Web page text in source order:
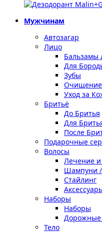
Мужчинам
Автозагар
Лицо
Бальзамы
Для
Зубы
Очищение
Уход за
Бритьё
До Бритья
Для
После
Подарочные
Волосы
Лечение и
Шампуни
Стайлинг
Наборы
Наборы
Тело